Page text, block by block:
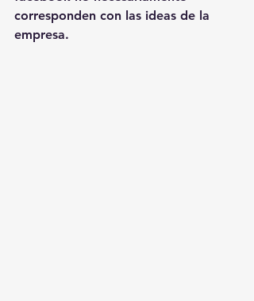
corresponden con las ideas de la
empresa.